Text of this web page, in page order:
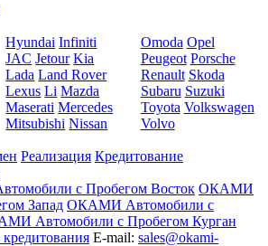
Hyundai Infiniti
JAC Jetour Kia
Lada Land Rover
Lexus Li Mazda
Maserati Mercedes
Mitsubishi Nissan
Omoda Opel
Peugeot Porsche
Renault Skoda
Subaru Suzuki
Toyota Volkswagen
Volvo
Реализация Кредитование
с Пробегом Восток ОКАМИ
Запад ОКАМИ Автомобили с
Автомобили с Пробегом Курган
E-mail: sales@okami-